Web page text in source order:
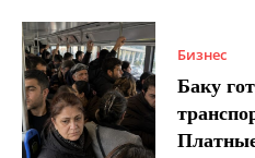
Бизнес
Баку